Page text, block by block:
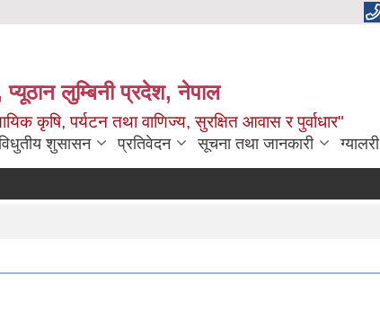
प्यूठान लुम्बिनी प्रदेश, नेपाल
कृषि, पर्यटन तथा वाणिज्य, सुरक्षित आवास र पुर्वाधार"
शुसासन प्रतिवेदन सूचना तथा जानकारी ग्यालरी